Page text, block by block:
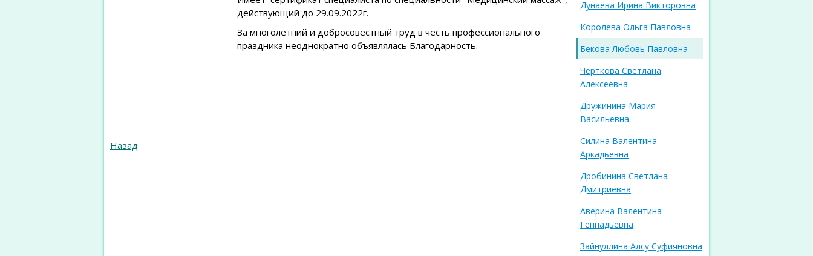
действующий до 29.09.2022г.
За многолетний и добросовестный труд в честь профессионального
праздника неоднократно объявлялась Благодарность.
Назад
Дунаева Ирина Викторовна
Королева Ольга Павловна
Бекова Любовь Павловна
Черткова Светлана
Алексеевна
Дружинина Мария
Васильевна
Силина Валентина
Аркадьевна
Дробинина Светлана
Дмитриевна
Аверина Валентина
Геннадьевна
Зайнуллина Алсу Суфияновна